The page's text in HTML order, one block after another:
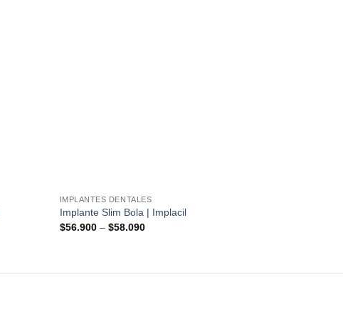
IMPLANTES DENTALES
Implante Slim Bola | Implacil
$56.900– $58.090